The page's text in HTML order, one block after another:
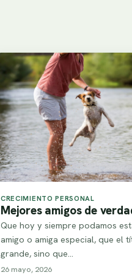
CRECIMIENTO PERSONAL
Mejores amigos de
Que hoy y siempre podamos
amigo o amiga especial, que el
grande, sino que…
26 mayo, 2026